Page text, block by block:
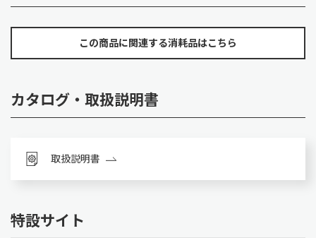
この商品に関連する消耗品はこちら
カタログ・取扱説明書
取扱説明書
特設サイト